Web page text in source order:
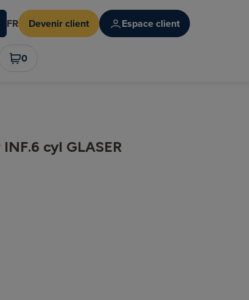
FR Devenir client Espace client
0
cyl GLASER